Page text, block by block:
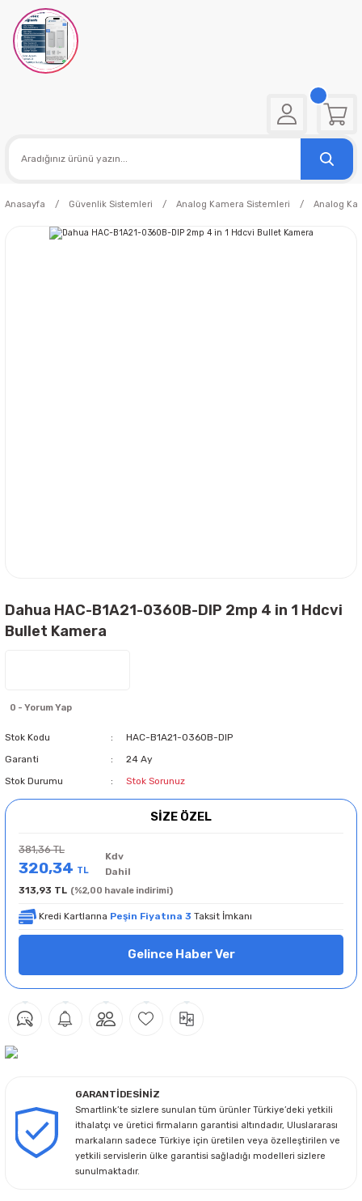
Anasayfa Güvenlik Sistemleri Analog Kamera Sistemleri Analog
Dahua HAC-B1A21-0360B-DIP 2mp 4 in 1 Hdcvi
Bullet Kamera
0 - Yorum Yap
Stok Kodu
HAC-B1A21-0360B-DIP
Garanti
24 Ay
Stok Durumu
Stok Sorunuz
SİZE ÖZEL
381,36 TL
320,34 TL
Kdv
Dahil
313,93 TL (%2,00 havale indirimi)
Kredi Kartlarına Peşin Fiyatına 3 Taksit İmkanı
Gelince Haber Ver
GARANTİDESİNİZ
Smartlink’te sizlere sunulan tüm ürünler Türkiye’deki yetkili
ithalatçı ve üretici firmaların garantisi altındadır, Uluslararası
markaların sadece Türkiye için üretilen veya özelleştirilen ve
yetkili servislerin ülke garantisi sağladığı modelleri sizlere
sunulmaktadır.